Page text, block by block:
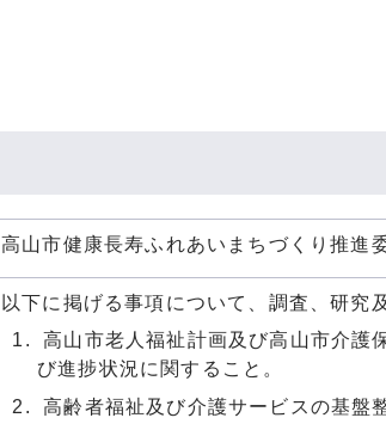
高山市健康長寿ふれあいまちづくり推進
以下に掲げる事項について、調査、研究
高山市老人福祉計画及び高山市介護
び進捗状況に関すること。
高齢者福祉及び介護サービスの基盤